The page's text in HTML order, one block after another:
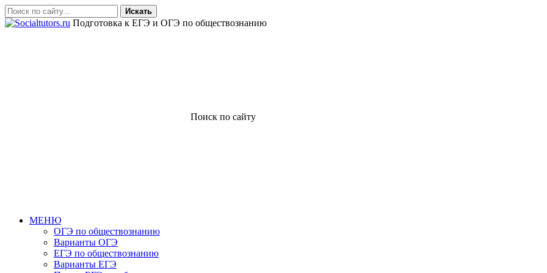
Искать
Подготовка к ЕГЭ и ОГЭ по обществознанию
Поиск по сайту
МЕНЮ
ОГЭ по обществознанию
Варианты ОГЭ
ЕГЭ по обществознанию
Варианты ЕГЭ